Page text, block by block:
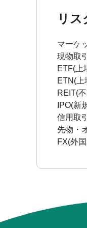
リ
マーケ
現物取
ETF(上
ETN(上
REIT(
IPO(新
信用取
先物・
FX(外